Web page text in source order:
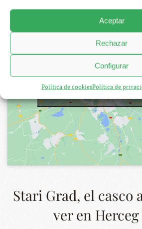
Aceptar
Rechazar
Configurar
Política de cookiesPolítica de
Haz clic para aceptar
Stari Grad, el casco
ver en